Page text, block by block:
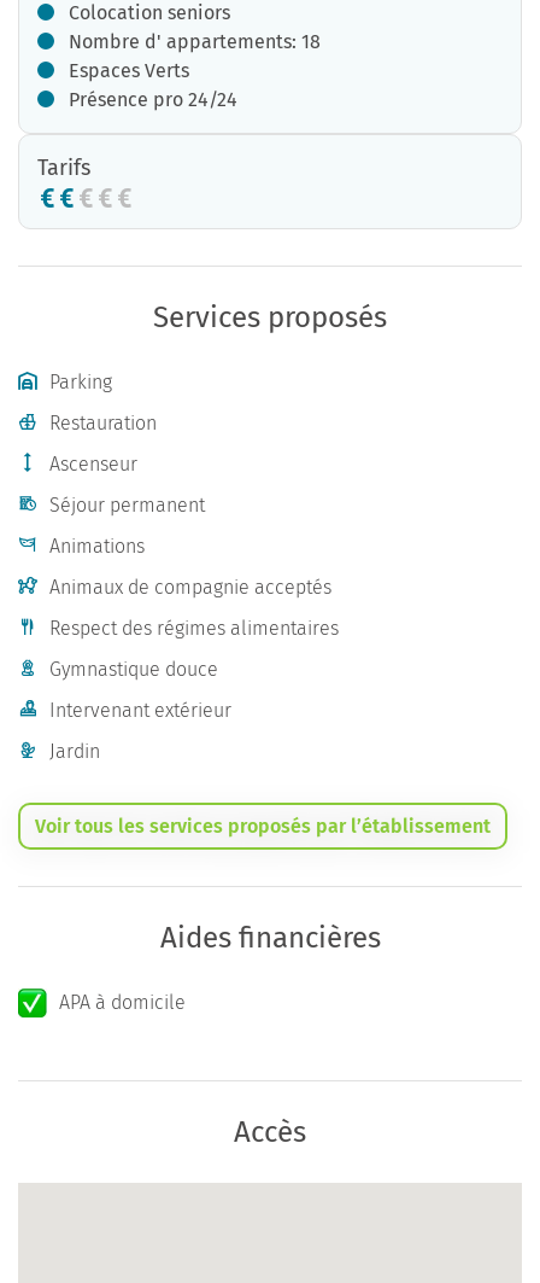
Colocation seniors
Nombre d' appartements: 18
Espaces Verts
Présence pro 24/24
Tarifs
Services proposés
Parking
Restauration
Ascenseur
Séjour permanent
Animations
Animaux de compagnie acceptés
Respect des régimes alimentaires
Gymnastique douce
Intervenant extérieur
Jardin
Voir tous les services proposés par l’établissement
Aides financières
APA à domicile
Accès